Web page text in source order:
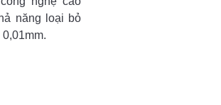
năng loại bỏ